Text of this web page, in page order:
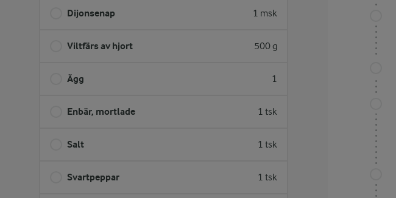
Dijonsenap 1 msk
Viltfärs av hjort 500 g
Ägg 1
Enbär, mortlade 1 tsk
Salt 1 tsk
Svartpeppar 1 tsk